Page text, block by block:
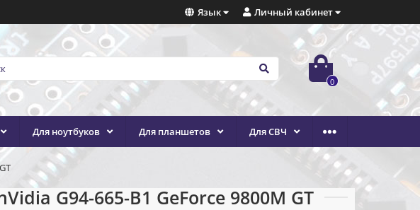
Личный кабинет
Язык
0
Для ноутбуков Для планшетов Для СВЧ
G94-665-B1 GeForce 9800M GT